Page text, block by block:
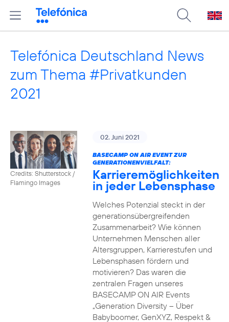
Telefónica Deutschland News
zum Thema #Privatkunden
2021
Credits: Shutterstock /
Flamingo Images
02. Juni 2021
BASECAMP ON AIR EVENT ZUR
GENERATIONENVIELFALT:
Karrieremöglichkeiten
in jeder Lebensphase
Welches Potenzial steckt in der
generationsübergreifenden
Zusammenarbeit? Wie können
Unternehmen Menschen aller
Altersgruppen, Karrierestufen und
Lebensphasen fördern und
motivieren? Das waren die
zentralen Fragen unseres
BASECAMP ON AIR Events
„Generation Diversity – Über
Babyboomer, GenXYZ, Respekt &